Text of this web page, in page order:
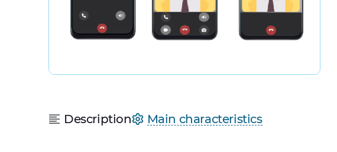
Description Main characteristics